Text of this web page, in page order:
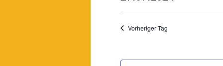
Juli
2024
Vorheriger Tag